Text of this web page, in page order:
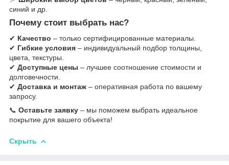
синий и др.
Почему стоит выбрать нас?
✔ Качество – только сертифицированные материалы.
✔ Гибкие условия – индивидуальный подбор толщины,
цвета, текстуры.
✔ Доступные цены – лучшее соотношение стоимости и
долговечности.
✔ Доставка и монтаж – оперативная работа по вашему
запросу.
📞 Оставьте заявку – мы поможем выбрать идеальное
покрытие для вашего объекта!
Скрыть